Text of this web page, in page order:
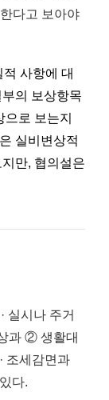
다고 보아야
사항에 대
의 보상항목
로 보는지
실비변상적
만, 협의설은
실시나 주거
과 ② 생활대
조세감면과
다.